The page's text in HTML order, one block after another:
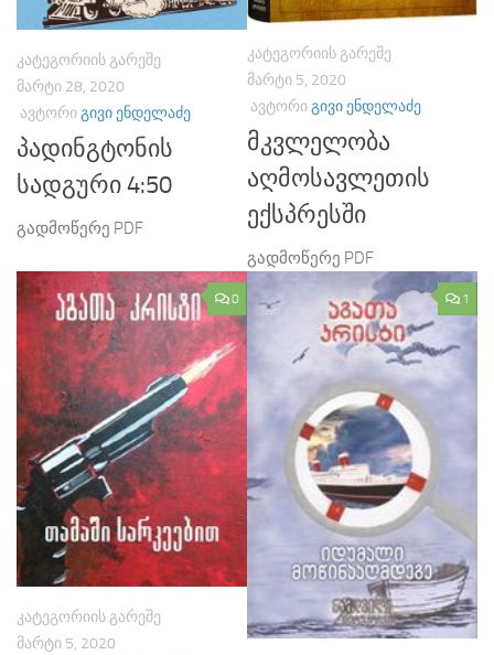
ᲙᲐᲢᲔᲒᲝᲠᲘᲘᲡ ᲒᲐᲠᲔᲨᲔ
ᲛᲐᲠᲢᲘ 28, 2020
ᲐᲕᲢᲝᲠᲘᲒᲘᲕᲘ ᲔᲜᲓᲔᲚᲐᲫᲔ
პადინგტონის
სადგური 4:50
გადმოწერე PDF
ᲙᲐᲢᲔᲒᲝᲠᲘᲘᲡ ᲒᲐᲠᲔᲨᲔ
ᲛᲐᲠᲢᲘ 5, 2020
ᲐᲕᲢᲝᲠᲘᲒᲘᲕᲘ ᲔᲜᲓᲔᲚᲐᲫᲔ
მკვლელობა
აღმოსავლეთის
ექსპრესში
გადმოწერე PDF
0
ᲙᲐᲢᲔᲒᲝᲠᲘᲘᲡ ᲒᲐᲠᲔᲨᲔ
ᲛᲐᲠᲢᲘ 5, 2020
1